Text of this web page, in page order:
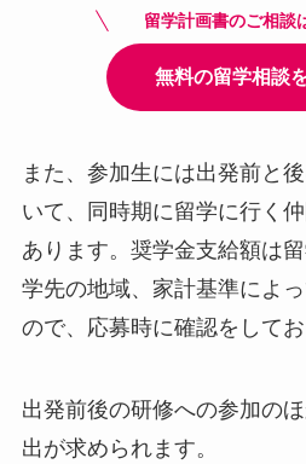
留学計画書のご相談
無料の留学相談
また、参加生には出発前と
いて、同時期に留学に行く
あります。奨学金支給額は
学先の地域、家計基準によ
ので、応募時に確認をしてお
出発前後の研修への参加の
出が求められます。